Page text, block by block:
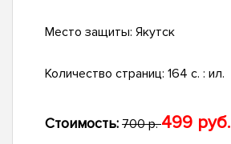
Место защиты: Якутск
Количество страниц: 164 с. : ил.
Стоимость: 700 р.499 руб.